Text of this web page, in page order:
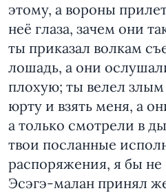
этому, а вороны
неё глаза, зачем они
ты приказал волкам
лошадь, а они
плохую; ты велел
юрту и взять меня, а
а только смотрели в
твои посланные
распоряжения, я бы
Эсэгэ-малан принял